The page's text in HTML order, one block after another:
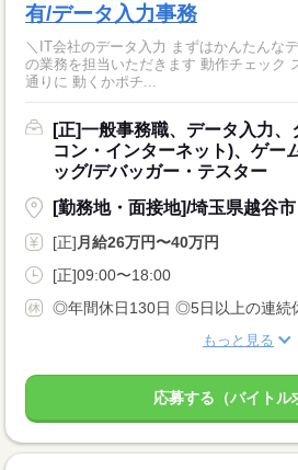
有/データ入力事務
＼IT会社のデータ入力 まずはかんたんな
の業務を担当いただきます 動作チェック
通りに 動くかポチ...
[正]一般事務職、データ入力
コン・インターネット)、ゲー
ッグ/デバッガー・テスター
[勤務地・面接地]/埼玉県越谷
[正] 月給26万円〜40万円
[正]09:00〜18:00
もっと見る
応募する（バイトル